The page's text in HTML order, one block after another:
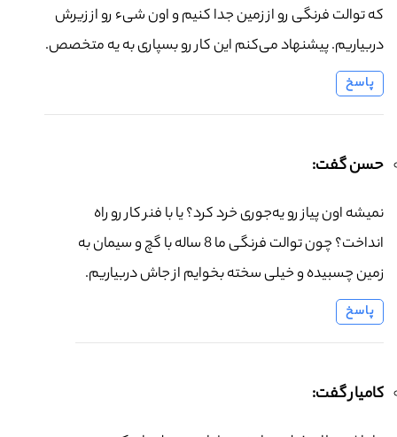
که توالت فرنگی رو از زمین جدا کنیم و اون شیء رو از زیرش
دربیاریم. پیشنهاد می‌کنم این کار رو بسپاری به یه متخصص.
پاسخ
حسن گفت:
نمیشه اون پیاز رو یه‌جوری خرد کرد؟ یا با فنر کار رو راه
انداخت؟ چون توالت فرنگی ما 8 ساله با گچ و سیمان به
زمین چسبیده و خیلی سخته بخوایم از جاش دربیاریم.
پاسخ
کامیار گفت: